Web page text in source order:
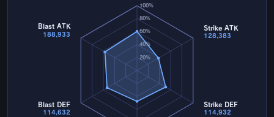
20%
40%
60%
80%
100%
Strike ATK
128,383
Strike DEF
114,932
Blast DEF
114,632
Blast ATK
188,933